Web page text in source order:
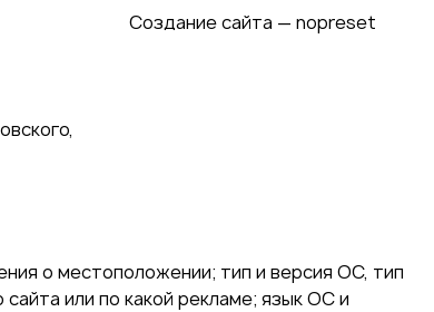
Создание сайта — nopreset
о местоположении; тип и версия ОС, тип
сайта или по какой рекламе; язык ОС и